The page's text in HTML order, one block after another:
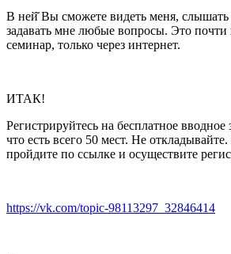
В ней̆ Вы сможете видеть меня, слышать
задавать мне любые вопросы. Это
семинар, только через интернет.
ИТАК!
Регистрируйтесь на бесплатное
что есть всего 50 мест. Не
пройдите по ссылке и осуществите
https://vk.com/topic-98113297_32846414